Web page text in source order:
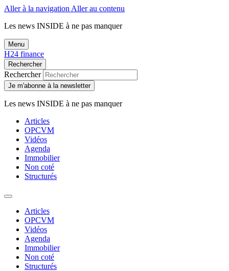
Aller à la navigation Aller au contenu
Les news INSIDE à ne pas manquer
Menu
H24 finance
Rechercher
Rechercher
Je m'abonne à la newsletter
Les news INSIDE à ne pas manquer
Articles
OPCVM
Vidéos
Agenda
Immobilier
Non coté
Structurés
Articles
OPCVM
Vidéos
Agenda
Immobilier
Non coté
Structurés